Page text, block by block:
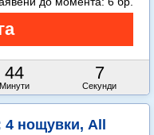
44
Минути
5
Секунди
нощувки, All